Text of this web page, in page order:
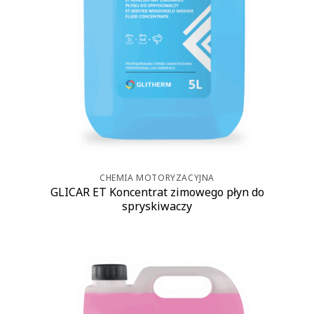
CHEMIA MOTORYZACYJNA
GLICAR ET Koncentrat zimowego płyn do
spryskiwaczy